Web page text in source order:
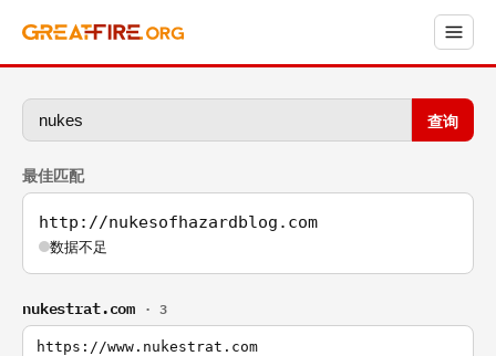
查询
最佳匹配
http://nukesofhazardblog.com
数据不足
nukestrat.com · 3
https://www.nukestrat.com